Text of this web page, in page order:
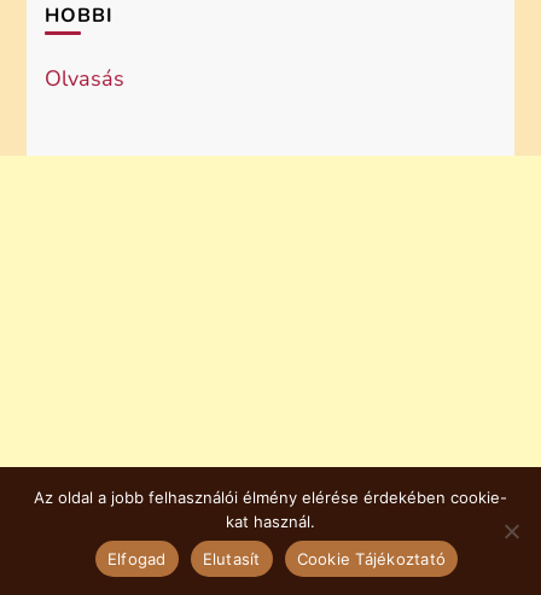
HOBBI
Olvasás
Az oldal a jobb felhasználói élmény elérése érdekében cookie-
kat használ.
Elfogad
Elutasít Cookie Tájékoztató